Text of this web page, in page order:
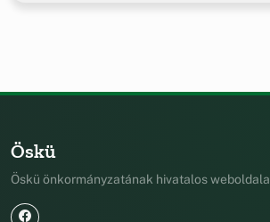
Öskü
Öskü önkormányzatának hivatalos weboldala